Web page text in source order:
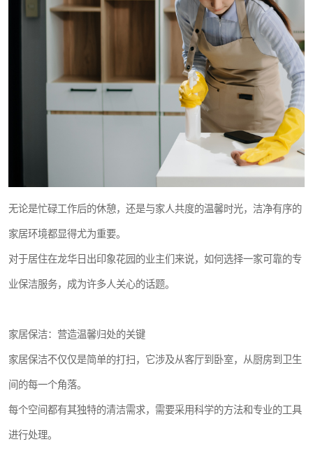
无论是忙碌工作后的休憩，还是与家人共度的温馨时光，洁净有序的
家居环境都显得尤为重要。
对于居住在龙华日出印象花园的业主们来说，如何选择一家可靠的专
业保洁服务，成为许多人关心的话题。
家居保洁：营造温馨归处的关键
家居保洁不仅仅是简单的打扫，它涉及从客厅到卧室，从厨房到卫生
间的每一个角落。
每个空间都有其独特的清洁需求，需要采用科学的方法和专业的工具
进行处理。